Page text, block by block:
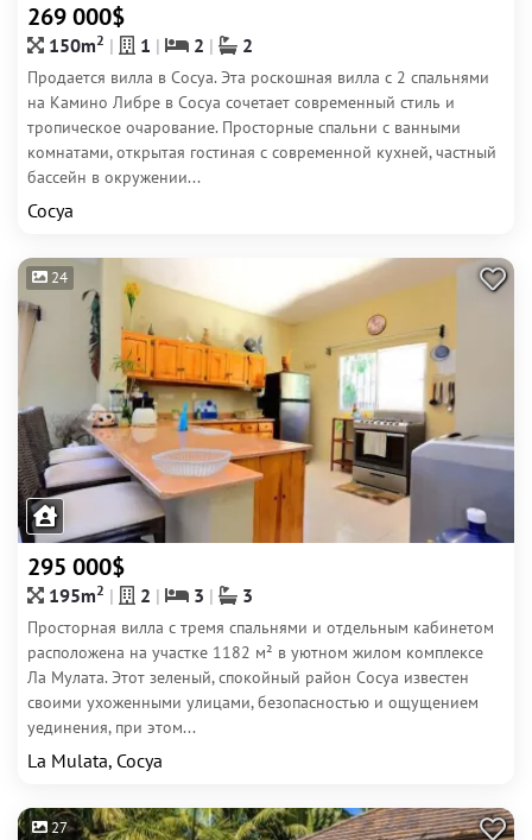
269 000$
150m2 1 2 2
Продается вилла в Сосуа. Эта роскошная вилла с 2 спальнями
на Камино Либре в Сосуа сочетает современный стиль и
тропическое очарование. Просторные спальни с ванными
комнатами, открытая гостиная с современной кухней, частный
бассейн в окружении...
Сосуа
24
295 000$
195m2 2 3 3
Просторная вилла с тремя спальнями и отдельным кабинетом
расположена на участке 1182 м² в уютном жилом комплексе
Ла Мулата. Этот зеленый, спокойный район Сосуа известен
своими ухоженными улицами, безопасностью и ощущением
уединения, при этом...
La Mulata, Сосуа
27